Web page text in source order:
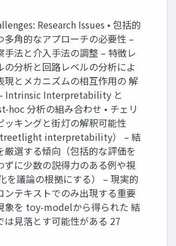
Research Issues • 包括的
多角的なアプローチの必要性 –
手法と介入手法の調整 – 特徴レ
の分析と回路レベルの分析によ
現とメカニズムの相互作用の 解
Intrinsic Interpretability と
hoc 分析の組み合わせ • チェリ
ッキングと街灯の解釈可能性
interpretability） – 結
厳選する傾向（包括的な評価を
ずに少数の説得力のある例や視
を議論の根拠にする） – 現実的
ンテキストでのみ出現する重要
象を toy-modelから得られた 結
は見落とす可能性がある 27